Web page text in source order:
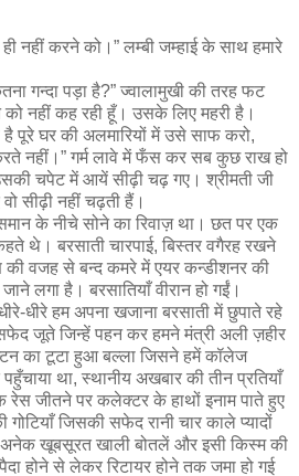
नहीं करने को।” लम्बी जम्हाई के साथ हमारे
गन्दा पड़ा है?” ज्वालामुखी की तरह फट
को नहीं कह रही हूँ। उसके लिए महरी है।
पूरे घर की अलमारियों में उसे साफ करो,
नहीं।” गर्म लावे में फँस कर सब कुछ राख हो
चपेट में आयें सीढ़ी चढ़ गए। श्रीमती जी
सीढ़ी नहीं चढ़ती हैं।
के नीचे सोने का रिवाज़ था। छत पर एक
थे। बरसाती चारपाई, बिस्तर वगैरह रखने
वजह से बन्द कमरे में एयर कन्डीशनर की
लगा है। बरसातियाँ वीरान हो गईं।
धीरे हम अपना खजाना बरसाती में छुपाते रहे
जूते जिन्हें पहन कर हमने मंत्री अली ज़हीर
का टूटा हुआ बल्ला जिसने हमें कॉलेज
था, स्थानीय अखबार की तीन प्रतियाँ
रेस जीतने पर कलेक्टर के हाथों इनाम पाते हुए
गोटियाँ जिसकी सफेद रानी चार काले प्यादों
अनेक खूबसूरत खाली बोतलें और इसी किस्म की
होने से लेकर रिटायर होने तक जमा हो गई